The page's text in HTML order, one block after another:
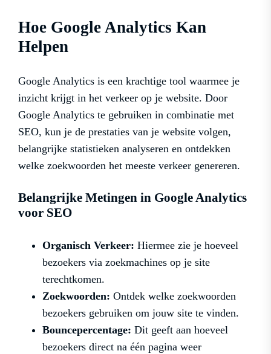
Hoe Google Analytics Kan
Helpen
Google Analytics is een krachtige tool waarmee je
inzicht krijgt in het verkeer op je website. Door
Google Analytics te gebruiken in combinatie met
SEO, kun je de prestaties van je website volgen,
belangrijke statistieken analyseren en ontdekken
welke zoekwoorden het meeste verkeer genereren.
Belangrijke Metingen in Google Analytics
voor SEO
Organisch Verkeer: Hiermee zie je hoeveel
bezoekers via zoekmachines op je site
terechtkomen.
Zoekwoorden: Ontdek welke zoekwoorden
bezoekers gebruiken om jouw site te vinden.
Bouncepercentage: Dit geeft aan hoeveel
bezoekers direct na één pagina weer